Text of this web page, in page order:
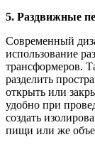
5. Раздвижные
Современный
использование
трансформеров.
разделить
открыть или
удобно при
создать
пищи или же